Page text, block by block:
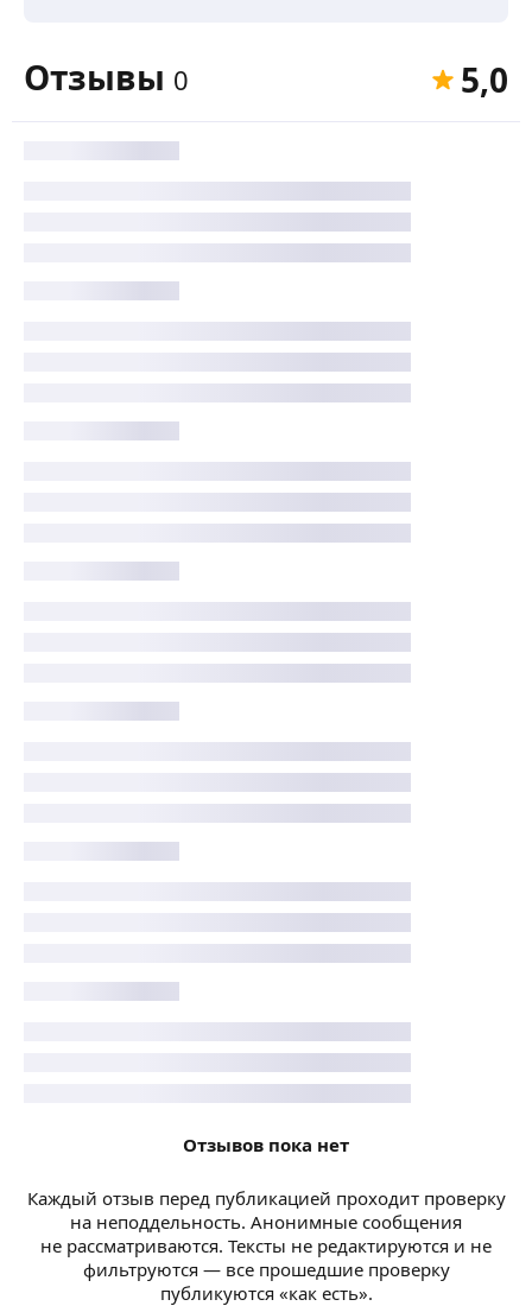
Отзывы 0 5,0
Отзывов пока нет
Каждый отзыв перед публикацией проходит проверку
на неподдельность. Анонимные сообщения
не рассматриваются. Тексты не редактируются и не
фильтруются — все прошедшие проверку
публикуются «как есть».